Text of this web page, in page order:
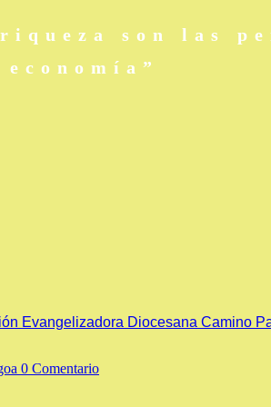
son las
Evangelizadora Diocesana Camino
0 Comentario